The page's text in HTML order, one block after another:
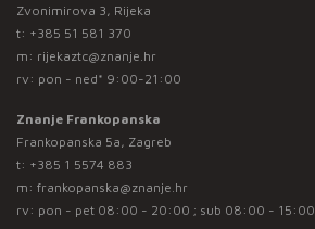
Zvonimirova 3, Rijeka
t: +385 51 581 370
m: rijekaztc@znanje.hr
rv: pon - ned* 9:00-21:00
Znanje Frankopanska
Frankopanska 5a, Zagreb
t: +385 1 5574 883
m: frankopanska@znanje.hr
rv: pon - pet 08:00 - 20:00 ; sub 08:00 - 15:00